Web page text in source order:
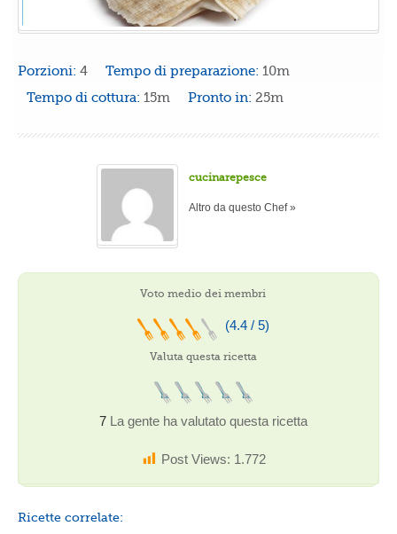
Porzioni: 4 Tempo di preparazione: 10m
Tempo di cottura: 15m Pronto in: 25m
cucinarepesce
Altro da questo Chef »
Voto medio dei membri
(4.4 / 5)
Valuta questa ricetta
7 La gente ha valutato questa ricetta
Post Views: 1.772
Ricette correlate: